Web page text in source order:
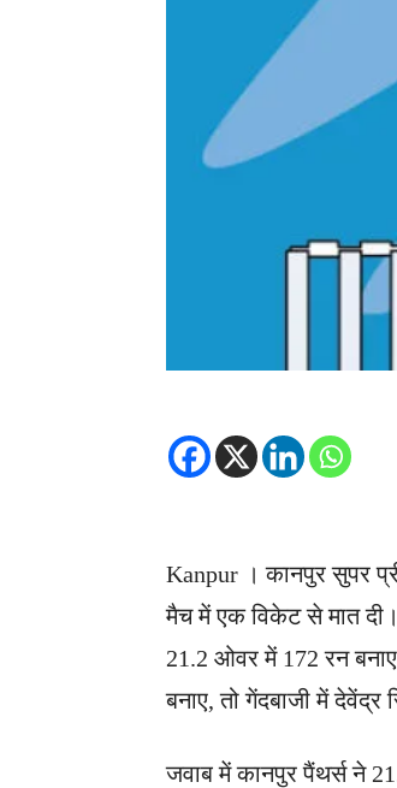
Kanpur । कानपुर सुपर
मैच में एक विकेट से मात
21.2 ओवर में 172 रन
बनाए, तो गेंदबाजी में
जवाब में कानपुर पैंथर्स ने